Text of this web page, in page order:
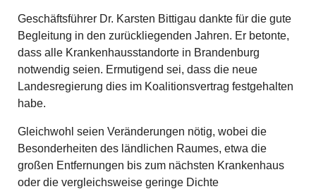
Geschäftsführer Dr. Karsten Bittigau dankte für die gute
Begleitung in den zurückliegenden Jahren. Er betonte,
dass alle Krankenhausstandorte in Brandenburg
notwendig seien. Ermutigend sei, dass die neue
Landesregierung dies im Koalitionsvertrag festgehalten
habe.
Gleichwohl seien Veränderungen nötig, wobei die
Besonderheiten des ländlichen Raumes, etwa die
großen Entfernungen bis zum nächsten Krankenhaus
oder die vergleichsweise geringe Dichte